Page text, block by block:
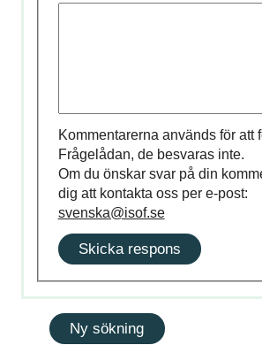
Kommentarerna används för att
Frågelådan, de besvaras inte.
Om du önskar svar på din
dig att kontakta oss per e-post:
svenska@isof.se
Skicka respons